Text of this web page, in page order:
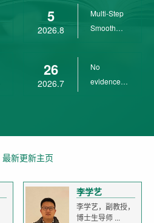
5
2026.8
Multi-Step
Smooth
26
2026.7
No
evidence of
最新更新主页
李学艺
李学艺，副教授，
博士生导师 ...